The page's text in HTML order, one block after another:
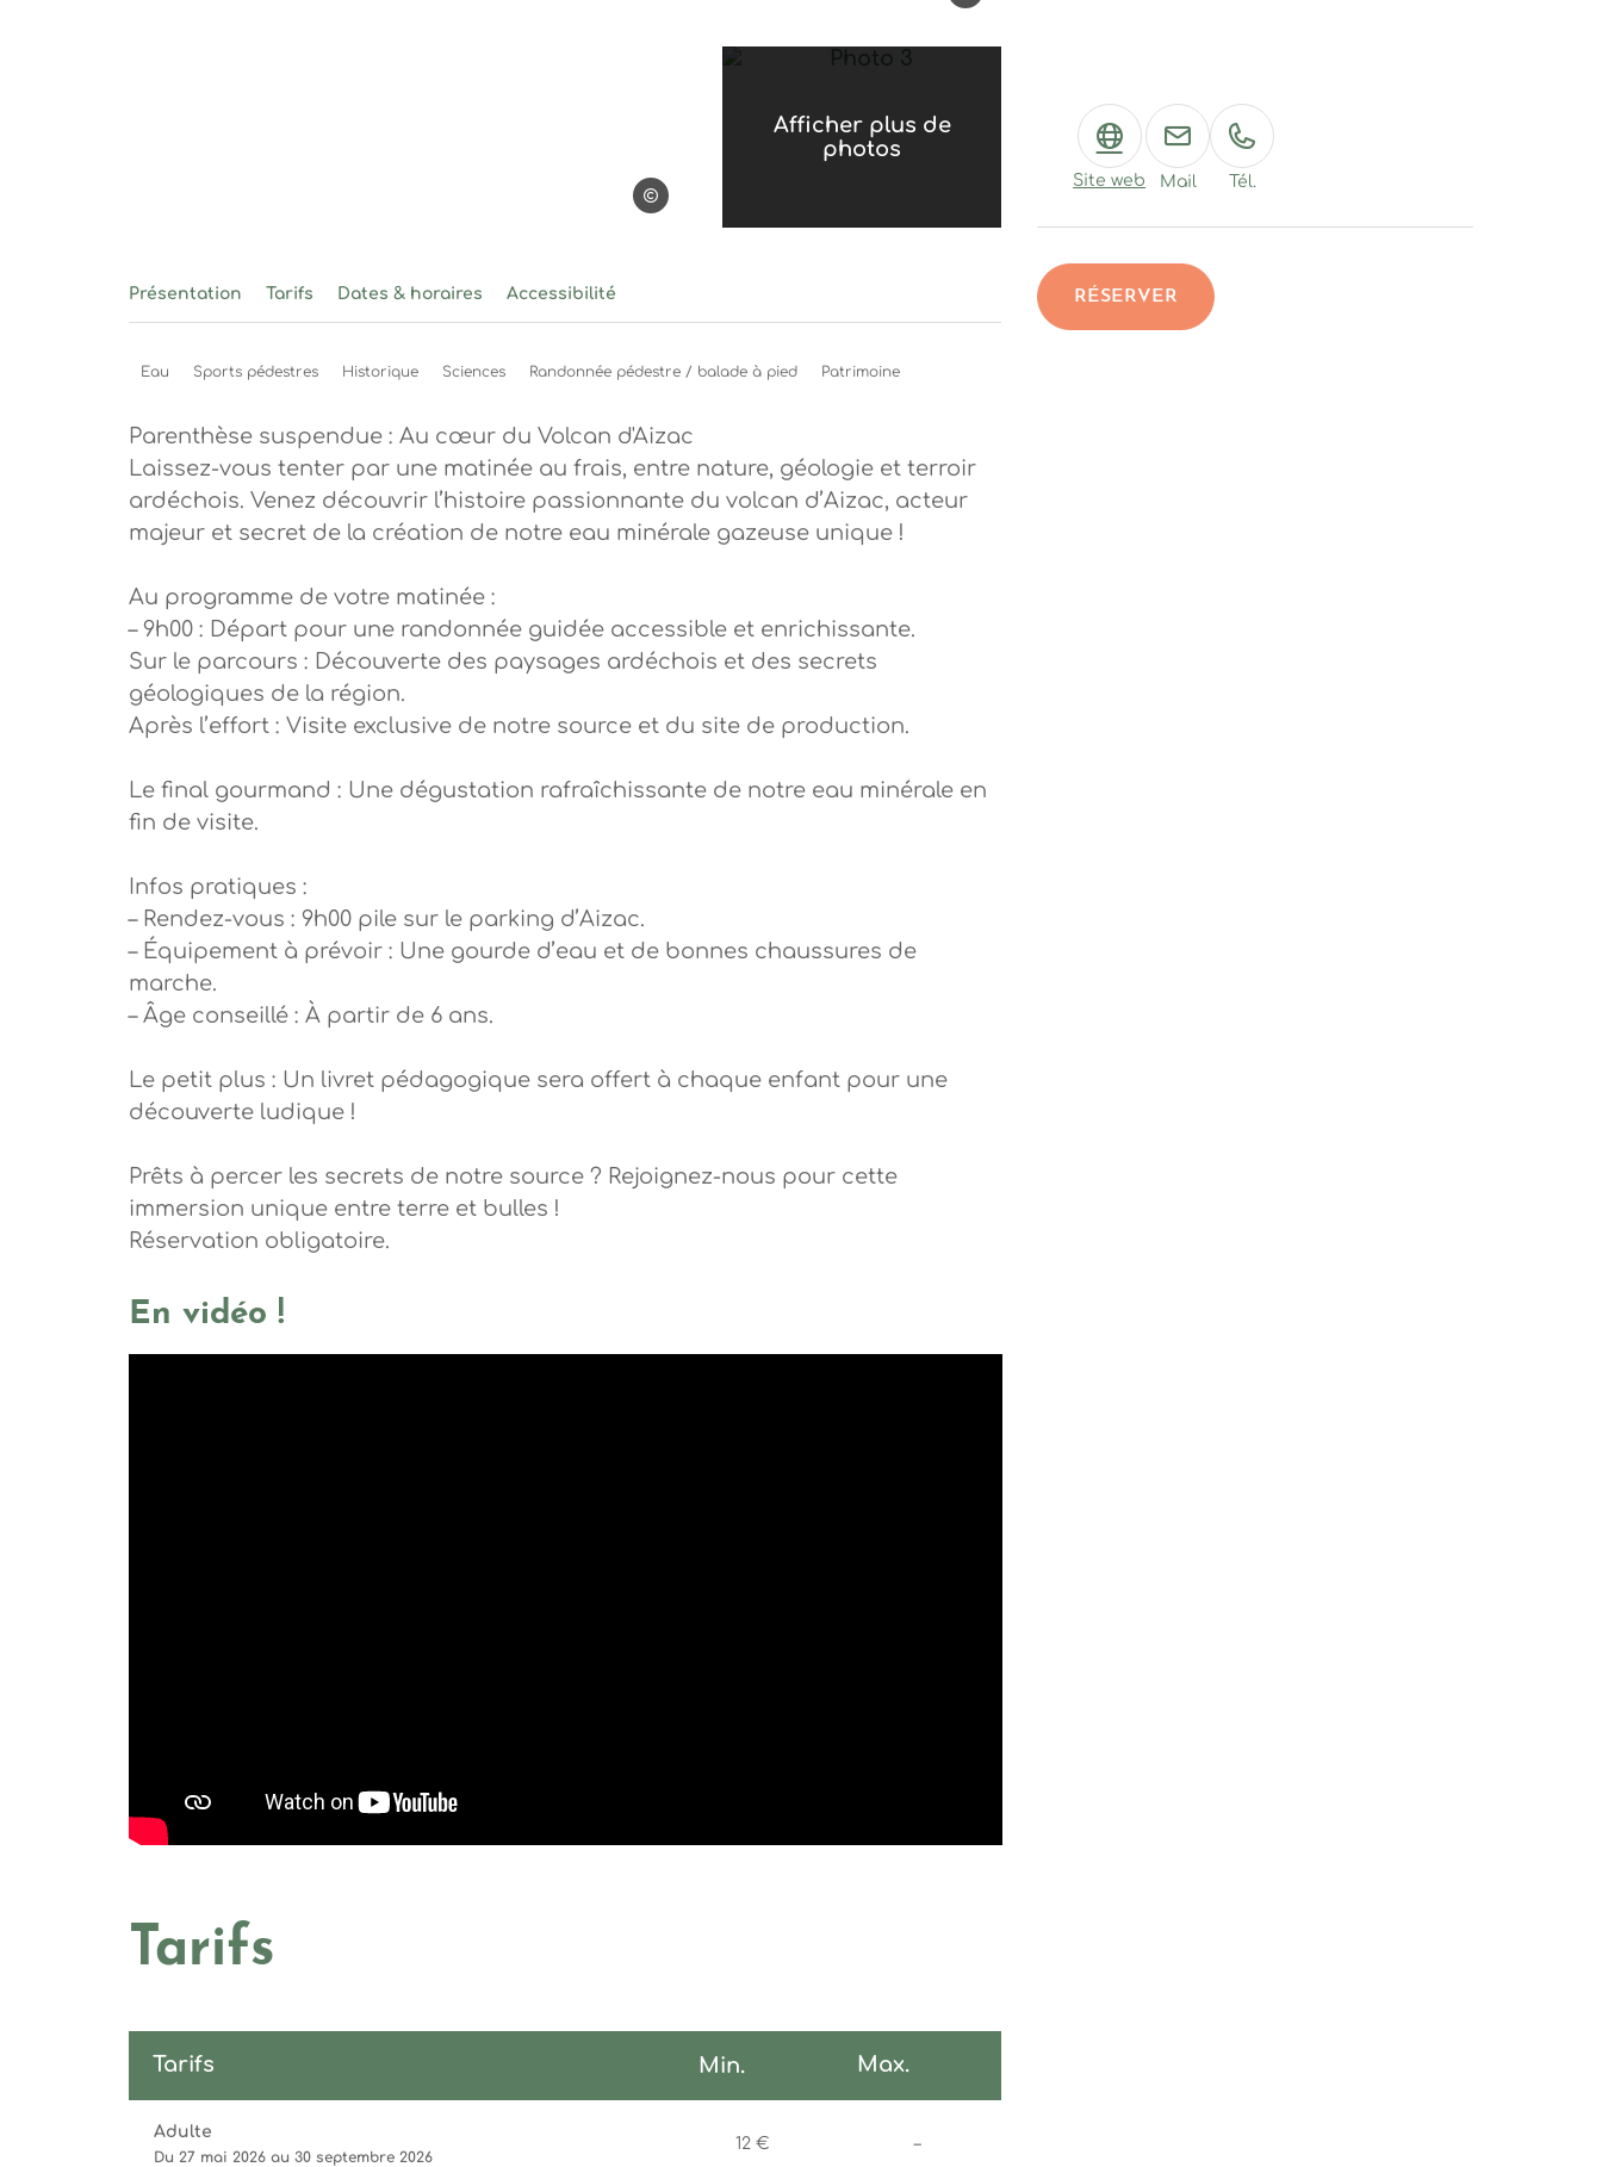
Volcan Bulles d'Ardèche
Afficher plus de
photos
Photo 3, © Volcan Bulles d'Ardèche
Présentation Tarifs Dates & horaires Accessibilité
Eau Sports pédestres Historique Sciences Randonnée pédestre / balade à pied Patrimoine
Parenthèse suspendue : Au cœur du Volcan d'Aizac
Laissez-vous tenter par une matinée au frais, entre nature, géologie et terroir
ardéchois. Venez découvrir l’histoire passionnante du volcan d’Aizac, acteur
majeur et secret de la création de notre eau minérale gazeuse unique !
Au programme de votre matinée :
– 9h00 : Départ pour une randonnée guidée accessible et enrichissante.
Sur le parcours : Découverte des paysages ardéchois et des secrets
géologiques de la région.
Après l’effort : Visite exclusive de notre source et du site de production.
Le final gourmand : Une dégustation rafraîchissante de notre eau minérale en
fin de visite.
Infos pratiques :
– Rendez-vous : 9h00 pile sur le parking d’Aizac.
– Équipement à prévoir : Une gourde d’eau et de bonnes chaussures de
marche.
– Âge conseillé : À partir de 6 ans.
Le petit plus : Un livret pédagogique sera offert à chaque enfant pour une
découverte ludique !
Prêts à percer les secrets de notre source ? Rejoignez-nous pour cette
immersion unique entre terre et bulles !
Réservation obligatoire.
En vidéo !
Tarifs
Tarifs Min. Max.
Adulte
Du 27 mai 2026 au 30 septembre 2026
12 € –Non communiqué
Site web Mail Tél.
RÉSERVER